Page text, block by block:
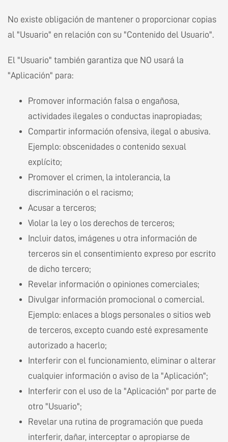
No existe obligación de mantener o proporcionar copias
al "Usuario" en relación con su "Contenido del Usuario".
El "Usuario" también garantiza que NO usará la
"Aplicación" para:
Promover información falsa o engañosa,
actividades ilegales o conductas inapropiadas;
Compartir información ofensiva, ilegal o abusiva.
Ejemplo: obscenidades o contenido sexual
explícito;
Promover el crimen, la intolerancia, la
discriminación o el racismo;
Acusar a terceros;
Violar la ley o los derechos de terceros;
Incluir datos, imágenes u otra información de
terceros sin el consentimiento expreso por escrito
de dicho tercero;
Revelar información o opiniones comerciales;
Divulgar información promocional o comercial.
Ejemplo: enlaces a blogs personales o sitios web
de terceros, excepto cuando esté expresamente
autorizado a hacerlo;
Interferir con el funcionamiento, eliminar o alterar
cualquier información o aviso de la "Aplicación";
Interferir con el uso de la "Aplicación" por parte de
otro "Usuario";
Revelar una rutina de programación que pueda
interferir, dañar, interceptar o apropiarse de